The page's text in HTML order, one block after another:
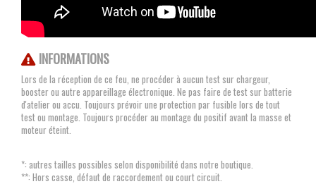
INFORMATIONS
Lors de la réception de ce feu, ne procéder à aucun test sur chargeur,
booster ou autre appareillage électronique. Ne pas faire de test sur batterie
d'atelier ou accu. Toujours prévoir une protection par fusible lors de tout
test ou montage. Toujours procéder au montage du positif avant la masse et
moteur éteint.
*: autres tailles possibles selon disponibilité dans notre boutique.
**: Hors casse, défaut de raccordement ou court circuit.